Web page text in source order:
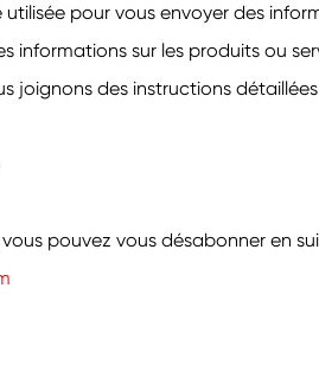
pour vous envoyer des
informations sur les produits ou
joignons des instructions
pouvez vous désabonner en